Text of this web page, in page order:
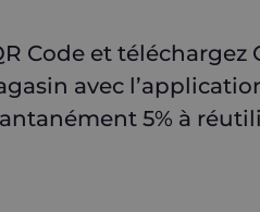
Code et téléchargez
avec
5% à